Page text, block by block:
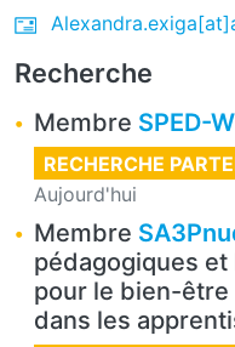
Recherche
Membre SPED-
RECHERCHE
Aujourd'hui
Membre
pédagogiques
pour le bien-être
dans les